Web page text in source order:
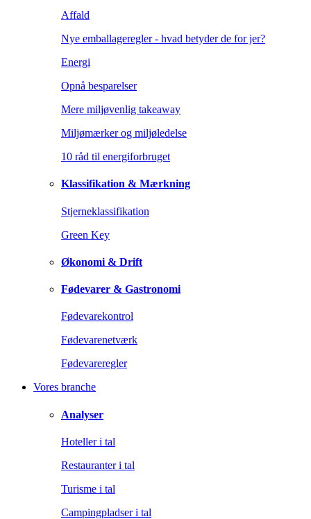
Affald
Nye emballageregler - hvad betyder de for jer?
Energi
Opnå besparelser
Mere miljøvenlig takeaway
Miljømærker og miljøledelse
10 råd til energiforbruget
Klassifikation & Mærkning
Stjerneklassifikation
Green Key
Økonomi & Drift
Fødevarer & Gastronomi
Fødevarekontrol
Fødevarenetværk
Fødevareregler
Vores branche
Analyser
Hoteller i tal
Restauranter i tal
Turisme i tal
Campingpladser i tal